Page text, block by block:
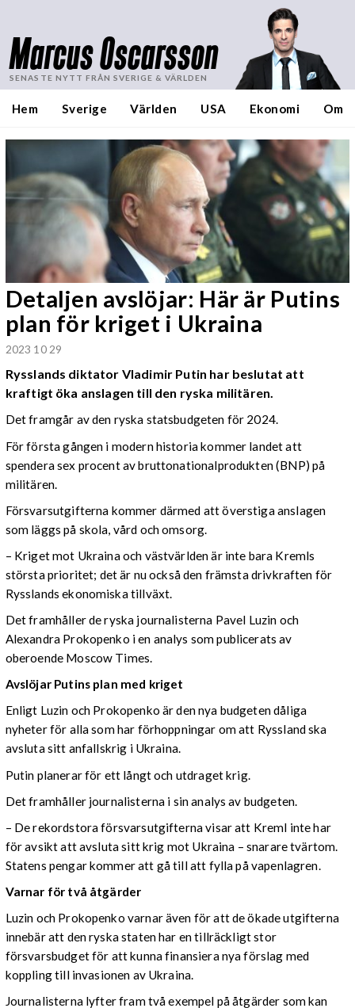
Marcus Oscarsson
SENASTE NYTT FRÅN SVERIGE & VÄRLDEN
Hem Sverige Världen USA Ekonomi Om
Detaljen avslöjar: Här är Putins
plan för kriget i Ukraina
2023 10 29
Rysslands diktator Vladimir Putin har beslutat att
kraftigt öka anslagen till den ryska militären.
Det framgår av den ryska statsbudgeten för 2024.
För första gången i modern historia kommer landet att
spendera sex procent av bruttonationalprodukten (BNP) på
militären.
Försvarsutgifterna kommer därmed att överstiga anslagen
som läggs på skola, vård och omsorg.
– Kriget mot Ukraina och västvärlden är inte bara Kremls
största prioritet; det är nu också den främsta drivkraften för
Rysslands ekonomiska tillväxt.
Det framhåller de ryska journalisterna Pavel Luzin och
Alexandra Prokopenko i en analys som publicerats av
oberoende Moscow Times.
Avslöjar Putins plan med kriget
Enligt Luzin och Prokopenko är den nya budgeten dåliga
nyheter för alla som har förhoppningar om att Ryssland ska
avsluta sitt anfallskrig i Ukraina.
Putin planerar för ett långt och utdraget krig.
Det framhåller journalisterna i sin analys av budgeten.
– De rekordstora försvarsutgifterna visar att Kreml inte har
för avsikt att avsluta sitt krig mot Ukraina – snarare tvärtom.
Statens pengar kommer att gå till att fylla på vapenlagren.
Varnar för två åtgärder
Luzin och Prokopenko varnar även för att de ökade utgifterna
innebär att den ryska staten har en tillräckligt stor
försvarsbudget för att kunna finansiera nya förslag med
koppling till invasionen av Ukraina.
Journalisterna lyfter fram två exempel på åtgärder som kan